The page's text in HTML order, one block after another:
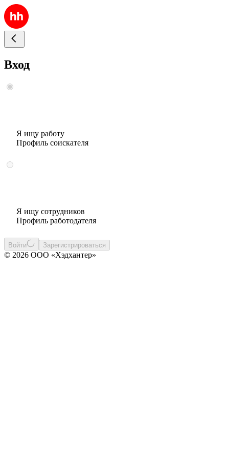
Вход
Я ищу работу
Профиль соискателя
Я ищу сотрудников
Профиль работодателя
Войти Зарегистрироваться
© 2026 ООО «Хэдхантер»